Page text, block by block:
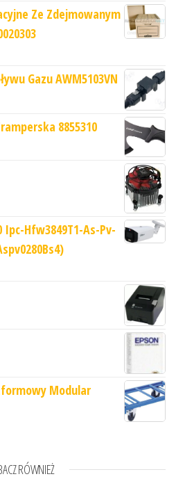
Ze Zdejmowanym
Gazu AWM5103VN
8855310
Ipc-Hfw3849T1-As-Pv-
Modular
RÓWNIEŻ